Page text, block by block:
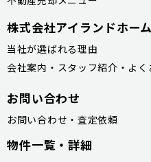
株式会社アイランドホー
当社が選ばれる理由
会社案内・スタッフ紹介・よ
お問い合わせ
お問い合わせ・査定依頼
物件一覧・詳細